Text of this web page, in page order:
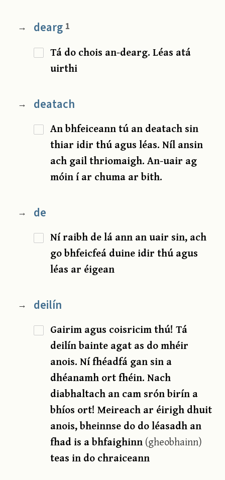
→ dearg 1
Tá do chois an-dearg. Léas atá
uirthi
→ deatach
An bhfeiceann tú an deatach sin
thiar idir thú agus léas. Níl ansin
ach gail thriomaigh. An-uair ag
móin í ar chuma ar bith.
→ de
Ní raibh de lá ann an uair sin, ach
go bhfeicfeá duine idir thú agus
léas ar éigean
→ deilín
Gairim agus coisricim thú! Tá
deilín bainte agat as do mhéir
anois. Ní fhéadfá gan sin a
dhéanamh ort fhéin. Nach
diabhaltach an cam srón birín a
bhíos ort! Meireach ar éirigh dhuit
anois, bheinnse do do léasadh an
fhad is a bhfaighinn(gheobhainn)
teas in do chraiceann